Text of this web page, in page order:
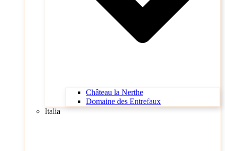
Château la Nerthe
Domaine des Entrefaux
Italia